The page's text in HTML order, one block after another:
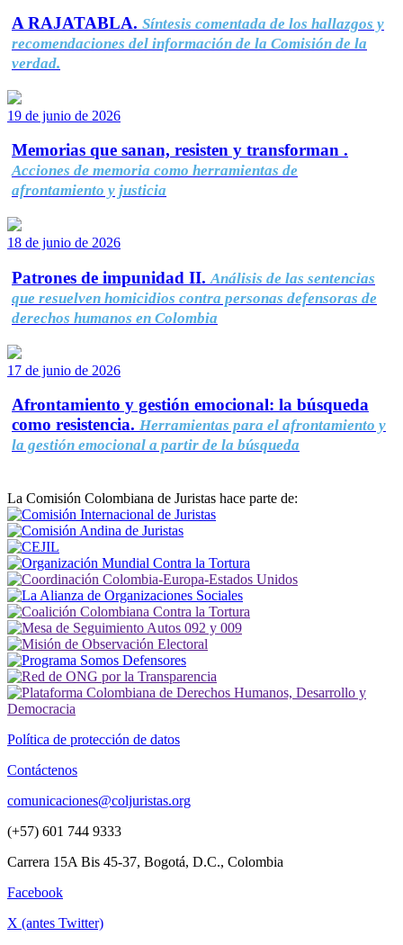
A RAJATABLA. Síntesis comentada de los hallazgos y
recomendaciones del información de la Comisión de la
verdad.
19 de junio de 2026
Memorias que sanan, resisten y transforman .
Acciones de memoria como herramientas de
afrontamiento y justicia
18 de junio de 2026
Patrones de impunidad II. Análisis de las sentencias
que resuelven homicidios contra personas defensoras de
derechos humanos en Colombia
17 de junio de 2026
Afrontamiento y gestión emocional: la búsqueda
como resistencia. Herramientas para el afrontamiento y
la gestión emocional a partir de la búsqueda
La Comisión Colombiana de Juristas hace parte de:
Política de protección de datos
Contáctenos
comunicaciones@coljuristas.org
(+57) 601 744 9333
Carrera 15A Bis 45-37, Bogotá, D.C., Colombia
Facebook
X (antes Twitter)